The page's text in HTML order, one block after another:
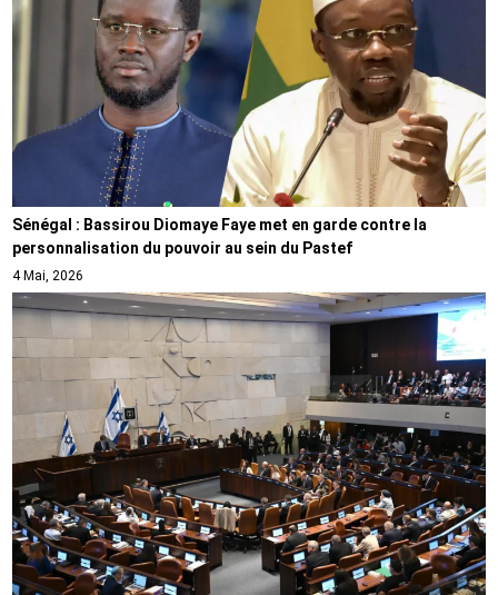
Sénégal : Bassirou Diomaye Faye met en garde contre la
personnalisation du pouvoir au sein du Pastef
4 Mai, 2026